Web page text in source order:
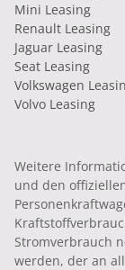
Mini Leasing
Renault Leasing
Jaguar Leasing
Seat Leasing
Volkswagen
Volvo Leasing
Weitere
und den
Stromverbrauch
werden, der an